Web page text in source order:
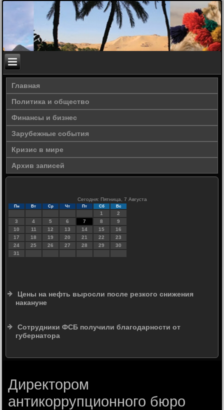
Главная
Политика и общество
Финансы и бизнес
Зарубежные события
Кризис в мире
Архив записей
Сегодня: Пятница, 7 Августа
Пн Вт Ср Чт Пт Сб Вс
1
2
3
4 5 6 7 8
9
10
11 12 13 14 15
16
17
18 19 20 21 22
23
24
25 26 27 28 29
30
31
Цены на нефть выросли после резкого снижения
накануне
Сотрудники ФСБ получили благодарности от
губернатора
Директором
антикоррупционного бюро